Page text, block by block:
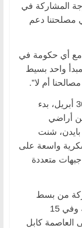
المشاركة في
مصلحتنا دعم
مع أي حكومة في
مبدأ واحد بسيط
أم لا”.
وبعد إعلان الولايات المتحدة، يوم 30 أبريل، بدء
أراضي
شنت
واسعة على
متعددة
من بسط
سيطرتها على كل المنافذ الحدودية وفي 15
كابل